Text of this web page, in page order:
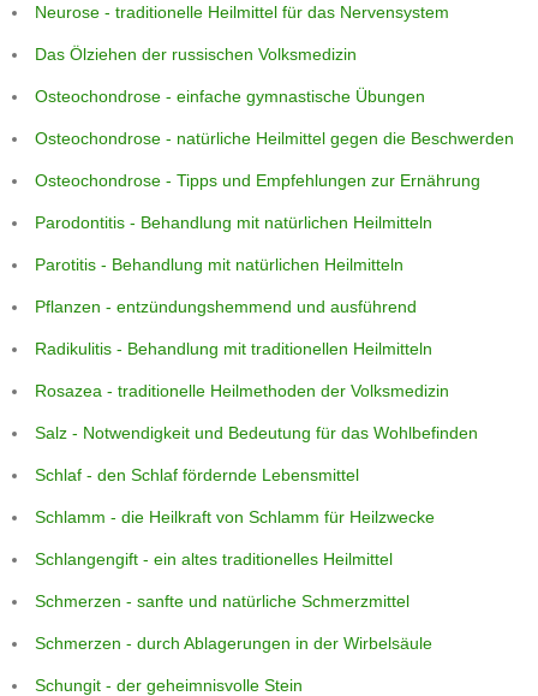
Neurose - traditionelle Heilmittel für das Nervensystem
Das Ölziehen der russischen Volksmedizin
Osteochondrose - einfache gymnastische Übungen
Osteochondrose - natürliche Heilmittel gegen die Beschwerden
Osteochondrose - Tipps und Empfehlungen zur Ernährung
Parodontitis - Behandlung mit natürlichen Heilmitteln
Parotitis - Behandlung mit natürlichen Heilmitteln
Pflanzen - entzündungshemmend und ausführend
Radikulitis - Behandlung mit traditionellen Heilmitteln
Rosazea - traditionelle Heilmethoden der Volksmedizin
Salz - Notwendigkeit und Bedeutung für das Wohlbefinden
Schlaf - den Schlaf fördernde Lebensmittel
Schlamm - die Heilkraft von Schlamm für Heilzwecke
Schlangengift - ein altes traditionelles Heilmittel
Schmerzen - sanfte und natürliche Schmerzmittel
Schmerzen - durch Ablagerungen in der Wirbelsäule
Schungit - der geheimnisvolle Stein